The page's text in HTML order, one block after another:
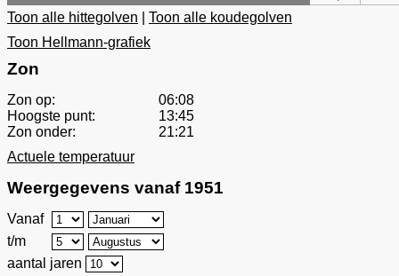
Toon alle hittegolven
Toon alle koudegolven
Toon Hellmann-grafiek
Zon
Zon op:
06:08
Hoogste punt:
13:45
Zon onder:
21:21
Actuele temperatuur
Weergegevens vanaf 1951
Vanaf
t/m
aantal jaren